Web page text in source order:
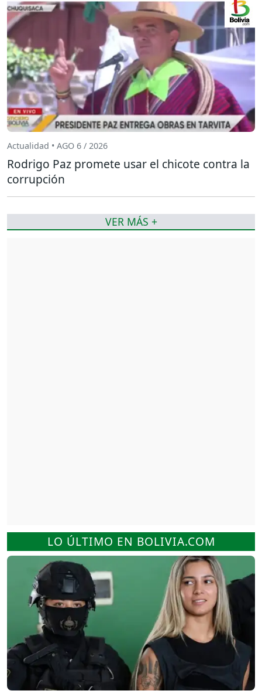
LO ÚLTIMO EN BOLIVIA.COM
Actualidad • AGO 6 / 2026
Rodrigo Paz promete usar el chicote contra la
corrupción
VER MÁS +